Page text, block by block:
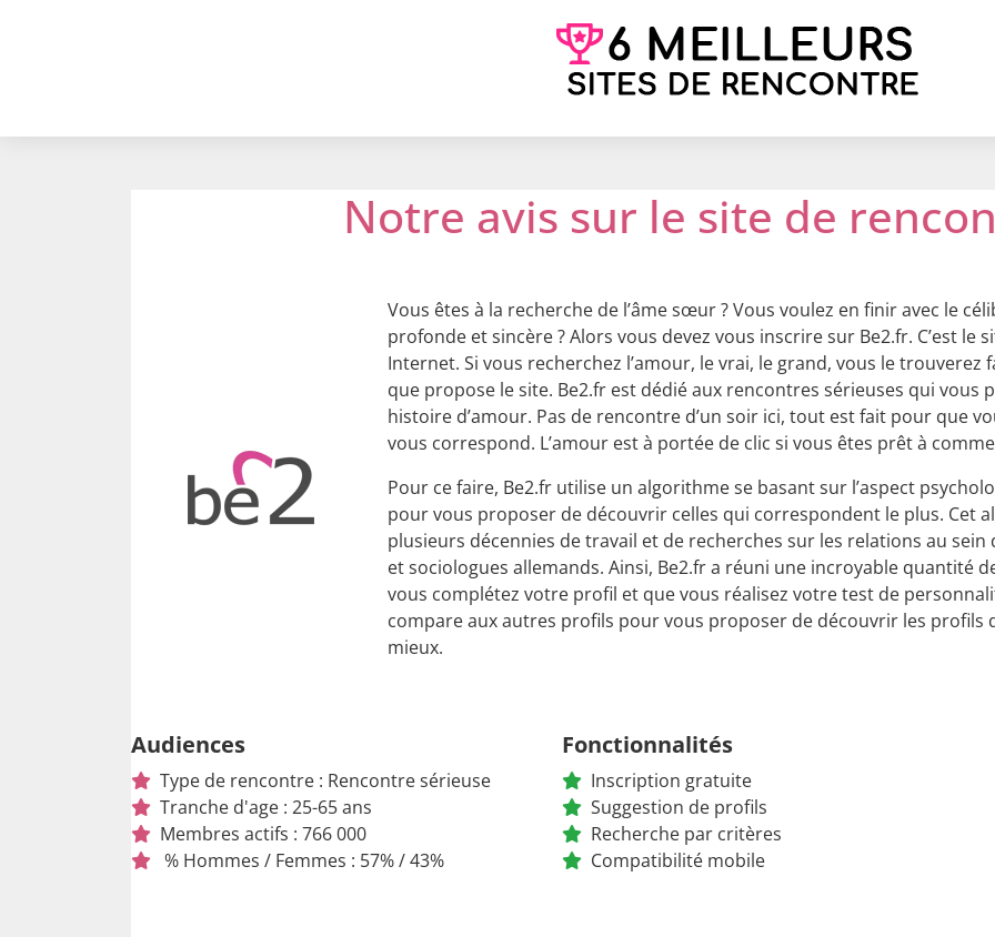
Notre avis sur le site de
Vous êtes à la recherche de l’âme sœur ? Vous voulez en finir avec le
profonde et sincère ? Alors vous devez vous inscrire sur Be2.fr. C’est
Internet. Si vous recherchez l’amour, le vrai, le grand, vous le
que propose le site. Be2.fr est dédié aux rencontres sérieuses qui
histoire d’amour. Pas de rencontre d’un soir ici, tout est fait pour que
vous correspond. L’amour est à portée de clic si vous êtes prêt à
Pour ce faire, Be2.fr utilise un algorithme se basant sur l’aspect
pour vous proposer de découvrir celles qui correspondent le plus. Cet
plusieurs décennies de travail et de recherches sur les relations au
et sociologues allemands. Ainsi, Be2.fr a réuni une incroyable quantité
vous complétez votre profil et que vous réalisez votre test de
compare aux autres profils pour vous proposer de découvrir les
mieux.
Audiences
Type de rencontre : Rencontre sérieuse
Tranche d'age : 25-65 ans
Membres actifs : 766 000
% Hommes / Femmes : 57% / 43%
Fonctionnalités
Inscription gratuite
Suggestion de profils
Recherche par critères
Compatibilité mobile